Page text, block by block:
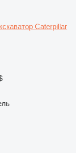
Caterpillar